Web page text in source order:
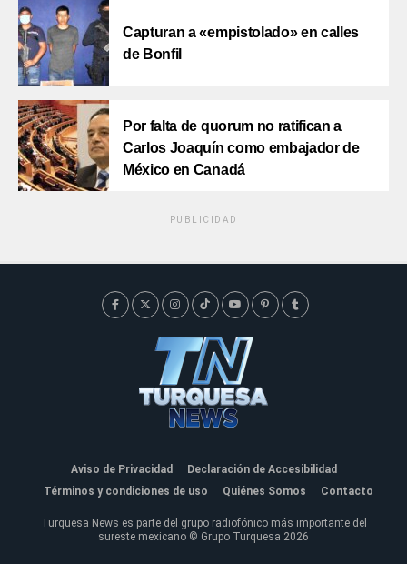
Capturan a «empistolado» en calles
de Bonfil
Por falta de quorum no ratifican a
Carlos Joaquín como embajador de
México en Canadá
PUBLICIDAD
Aviso de Privacidad
Declaración de Accesibilidad
Términos y condiciones de uso
Quiénes Somos Contacto
Turquesa News es parte del grupo radiofónico más importante del
sureste mexicano © Grupo Turquesa 2026